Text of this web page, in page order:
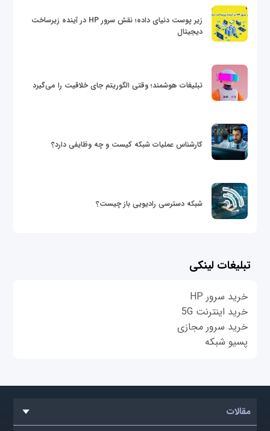
زیر پوست دنیای داده؛ نقش سرور HP در آینده زیرساخت
دیجیتال
تبلیغات هوشمند؛ وقتی الگوریتم جای خلاقیت را می‌گیرد
کارشناس عملیات شبکه کیست و چه وظایفی دارد؟
شبکه دسترسی رادیویی باز چیست؟
تبلیغات لینکی
خرید سرور HP
خرید اینترنت 5G
خرید سرور مجازی
پسیو شبکه
مقالات